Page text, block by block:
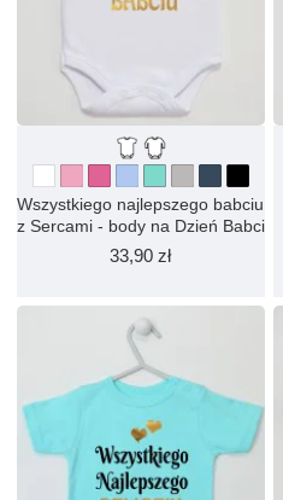
Wszystkiego najlepszego babciu
z Sercami - body na Dzień Babci
33,90 zł